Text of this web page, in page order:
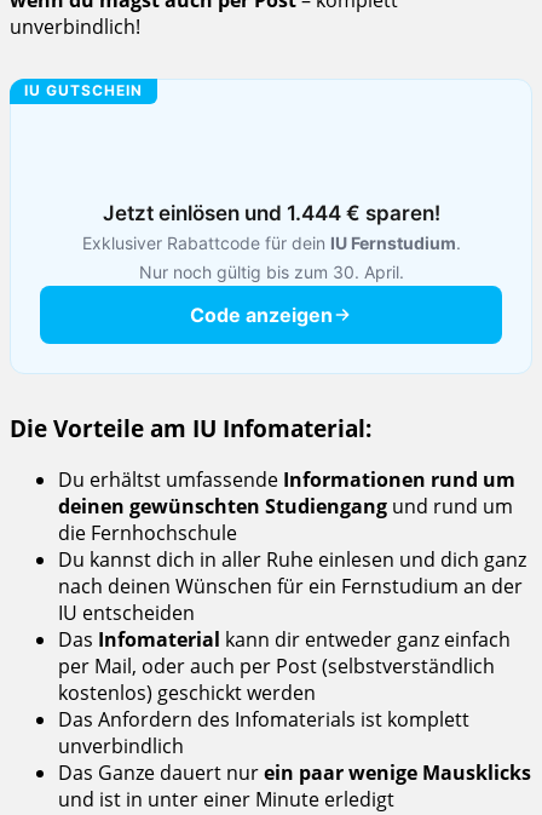
unverbindlich!
IU GUTSCHEIN
Jetzt einlösen und 1.444 € sparen!
Exklusiver Rabattcode für dein IU Fernstudium.
Nur noch gültig bis zum 30. April.
Code anzeigen
Die Vorteile am IU Infomaterial:
Du erhältst umfassende Informationen rund um
deinen gewünschten Studiengang und rund um
die Fernhochschule
Du kannst dich in aller Ruhe einlesen und dich ganz
nach deinen Wünschen für ein Fernstudium an der
IU entscheiden
Das Infomaterial kann dir entweder ganz einfach
per Mail, oder auch per Post (selbstverständlich
kostenlos) geschickt werden
Das Anfordern des Infomaterials ist komplett
unverbindlich
Das Ganze dauert nurein paar wenige Mausklicks
und ist in unter einer Minute erledigt